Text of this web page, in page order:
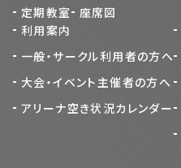
定期教室
座席図
利用案内
一般・サークル利用者の方へ
大会・イベント主催者の方へ
アリーナ空き状況カレンダー